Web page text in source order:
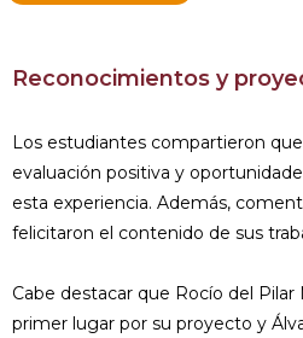
Reconocimientos y
Los estudiantes compartieron
evaluación positiva y
esta experiencia. Además,
felicitaron el contenido de sus
Cabe destacar que Rocío del
primer lugar por su proyecto y